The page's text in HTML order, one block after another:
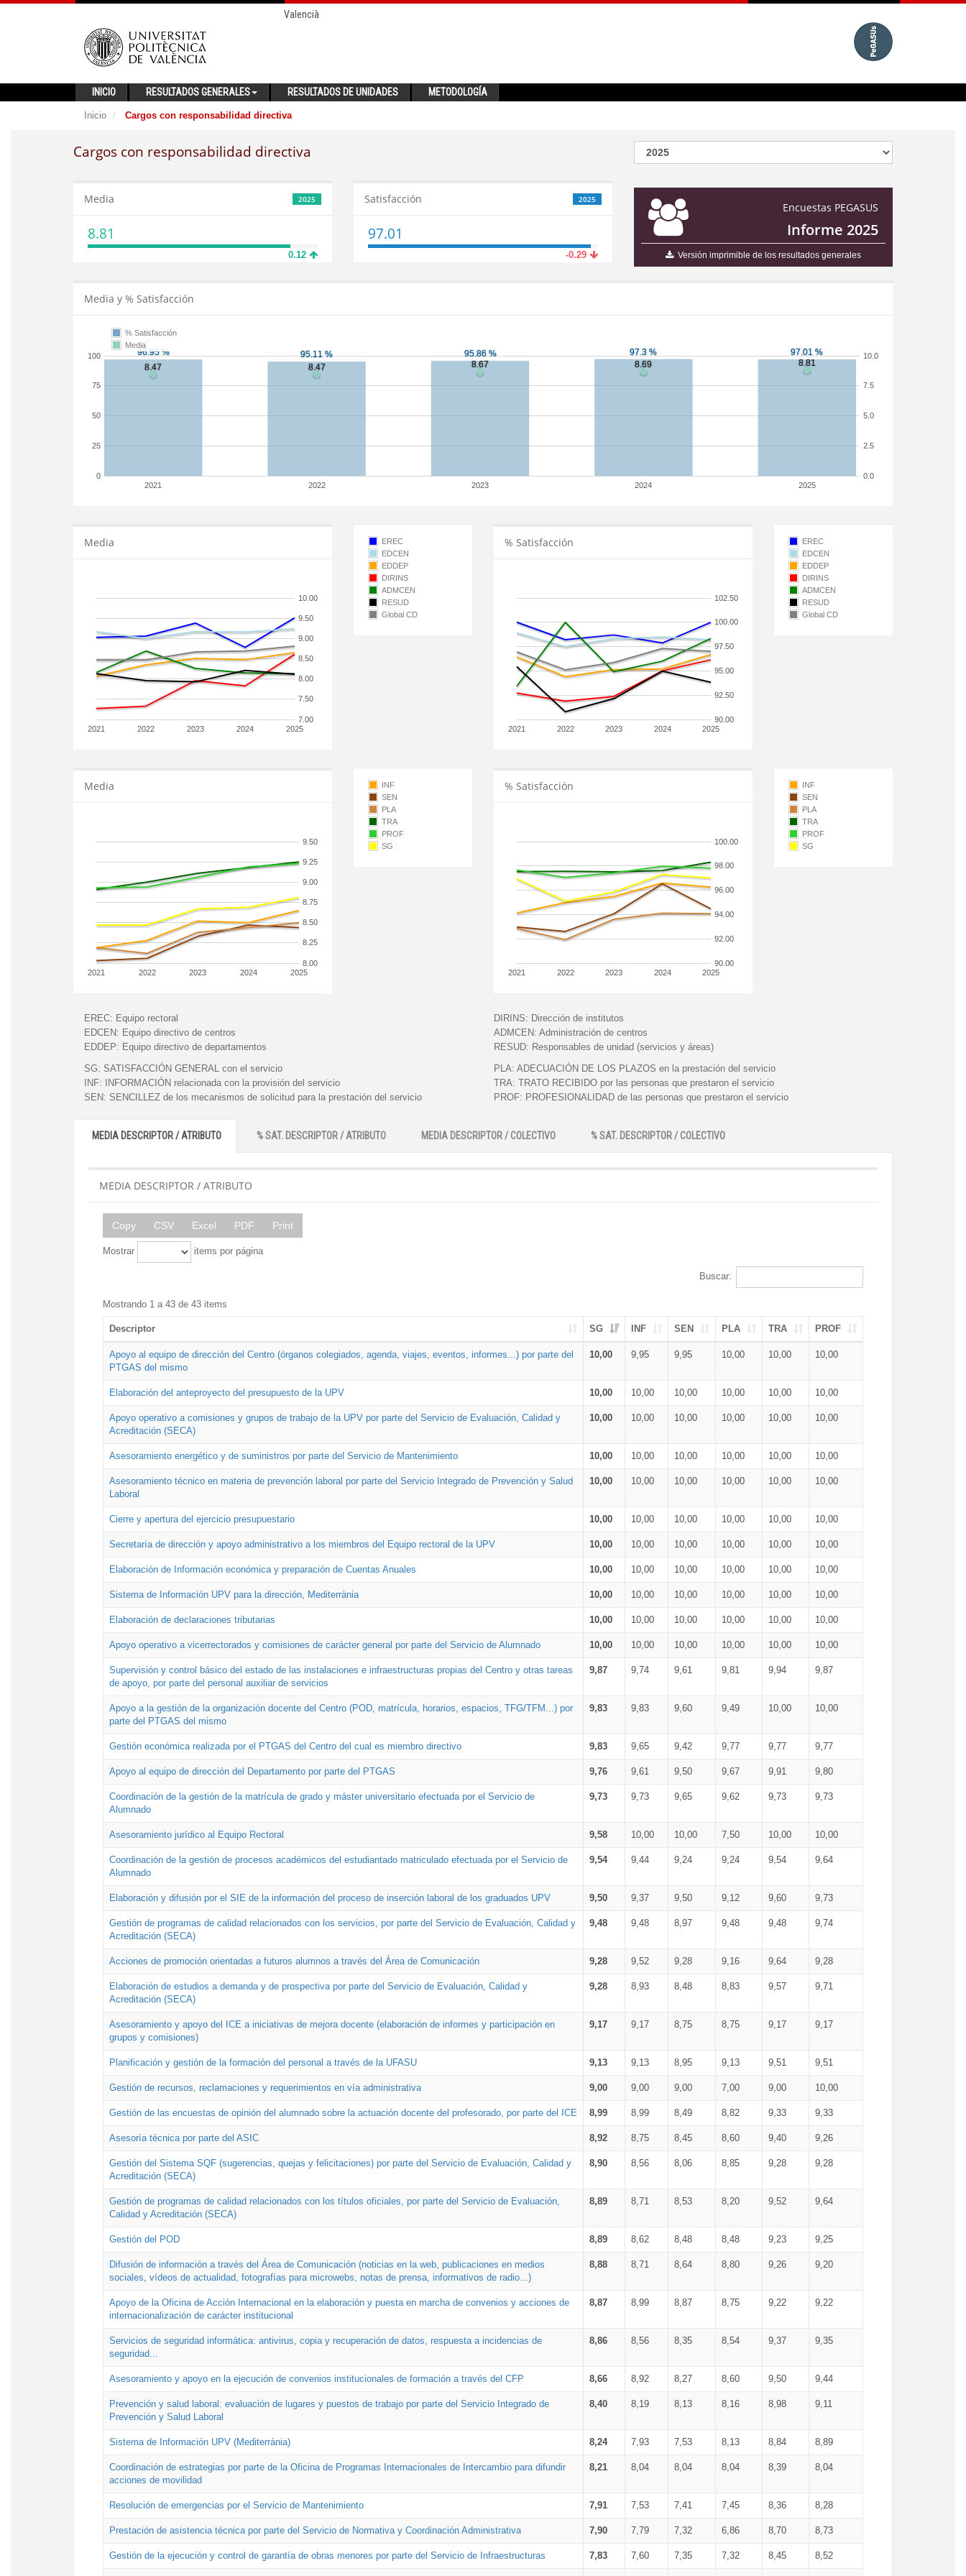
Valencià
INICIO RESULTADOS GENERALES RESULTADOS DE UNIDADES METODOLOGÍA
Inicio Cargos con responsabilidad directiva
Cargos con responsabilidad directiva
Encuestas PEGASUS
Informe 2025
Versión imprimible de los resultados generales
2025
Media
8.81
0.12
2025
Satisfacción
97.01
-0.29
Media y % Satisfacción
2021 2022 2023 2024 2025
0
25
50
75
100
0.0
2.5
5.0
7.5
10.0
% Satisfacción
Media
Media
2021 2022 2023 2024 2025
7.00
7.50
8.00
8.50
9.00
9.50
10.00
EREC
EDCEN
EDDEP
DIRINS
ADMCEN
RESUD
Global CD
% Satisfacción
2021 2022 2023 2024 2025
90.00
92.50
95.00
97.50
100.00
102.50
EREC
EDCEN
EDDEP
DIRINS
ADMCEN
RESUD
Global CD
Media
2021 2022 2023 2024 2025
8.00
8.25
8.50
8.75
9.00
9.25
9.50
INF
SEN
PLA
TRA
PROF
SG
% Satisfacción
2021 2022 2023 2024 2025
90.00
92.00
94.00
96.00
98.00
100.00
INF
SEN
PLA
TRA
PROF
SG
EREC: Equipo rectoral
EDCEN: Equipo directivo de centros
EDDEP: Equipo directivo de departamentos
DIRINS: Dirección de institutos
ADMCEN: Administración de centros
RESUD: Responsables de unidad (servicios y áreas)
SG: SATISFACCIÓN GENERAL con el servicio
INF:
INFORMACIÓN relacionada con la provisión del servicio
SEN: SENCILLEZ de los mecanismos de solicitud para la prestación del servicio
PLA: ADECUACIÓN DE LOS PLAZOS en la prestación del servicio
TRA: TRATO RECIBIDO por las personas que prestaron el servicio
PROF: PROFESIONALIDAD de las personas que prestaron el servicio
MEDIA DESCRIPTOR / ATRIBUTO % SAT. DESCRIPTOR / ATRIBUTO MEDIA DESCRIPTOR / COLECTIVO % SAT. DESCRIPTOR / COLECTIVO
MEDIA DESCRIPTOR / ATRIBUTO
Copy CSV Excel PDF Print
Mostrar items por página
Buscar:
Mostrando 1 a 43 de 43 items
Descriptor SG INF SEN PLA TRA PROF
Apoyo al equipo de dirección del Centro (órganos colegiados, agenda, viajes, eventos, informes...) por parte del
PTGAS del mismo
10,00 9,95 9,95 10,00 10,00 10,00
Elaboración del anteproyecto del presupuesto de la UPV 10,00 10,00 10,00 10,00 10,00 10,00
Apoyo operativo a comisiones y grupos de trabajo de la UPV por parte del Servicio de Evaluación, Calidad y
Acreditación (SECA)
10,00 10,00 10,00 10,00 10,00 10,00
Asesoramiento energético y de suministros por parte del Servicio de Mantenimiento 10,00 10,00 10,00 10,00 10,00 10,00
Asesoramiento técnico en materia de prevención laboral por parte del Servicio Integrado de Prevención y Salud
Laboral
10,00 10,00 10,00 10,00 10,00 10,00
Cierre y apertura del ejercicio presupuestario 10,00 10,00 10,00 10,00 10,00 10,00
Secretaría de dirección y apoyo administrativo a los miembros del Equipo rectoral de la UPV 10,00 10,00 10,00 10,00 10,00 10,00
Elaboración de Información económica y preparación de Cuentas Anuales 10,00 10,00 10,00 10,00 10,00 10,00
Sistema de Información UPV para la dirección, Mediterrània 10,00 10,00 10,00 10,00 10,00 10,00
Elaboración de declaraciones tributarias 10,00 10,00 10,00 10,00 10,00 10,00
Apoyo operativo a vicerrectorados y comisiones de carácter general por parte del Servicio de Alumnado 10,00 10,00 10,00 10,00 10,00 10,00
Supervisión y control básico del estado de las instalaciones e infraestructuras propias del Centro y otras tareas
de apoyo, por parte del personal auxiliar de servicios
9,87 9,74 9,61 9,81 9,94 9,87
Apoyo a la gestión de la organización docente del Centro (POD, matrícula, horarios, espacios, TFG/TFM...) por
parte del PTGAS del mismo
9,83 9,83 9,60 9,49 10,00 10,00
Gestión económica realizada por el PTGAS del Centro del cual es miembro directivo 9,83 9,65 9,42 9,77 9,77 9,77
Apoyo al equipo de dirección del Departamento por parte del PTGAS 9,76 9,61 9,50 9,67 9,91 9,80
Coordinación de la gestión de la matrícula de grado y máster universitario efectuada por el Servicio de
Alumnado
9,73 9,73 9,65 9,62 9,73 9,73
Asesoramiento jurídico al Equipo Rectoral 9,58 10,00 10,00 7,50 10,00 10,00
Coordinación de la gestión de procesos académicos del estudiantado matriculado efectuada por el Servicio de
Alumnado
9,54 9,44 9,24 9,24 9,54 9,64
Elaboración y difusión por el SIE de la información del proceso de inserción laboral de los graduados UPV 9,50 9,37 9,50 9,12 9,60 9,73
Gestión de programas de calidad relacionados con los servicios, por parte del Servicio de Evaluación, Calidad y
Acreditación (SECA)
9,48 9,48 8,97 9,48 9,48 9,74
Acciones de promoción orientadas a futuros alumnos a través del Área de Comunicación 9,28 9,52 9,28 9,16 9,64 9,28
Elaboración de estudios a demanda y de prospectiva por parte del Servicio de Evaluación, Calidad y
Acreditación (SECA)
9,28 8,93 8,48 8,83 9,57 9,71
Asesoramiento y apoyo del ICE a iniciativas de mejora docente (elaboración de informes y participación en
grupos y comisiones)
9,17 9,17 8,75 8,75 9,17 9,17
Planificación y gestión de la formación del personal a través de la UFASU 9,13 9,13 8,95 9,13 9,51 9,51
Gestión de recursos, reclamaciones y requerimientos en vía administrativa 9,00 9,00 9,00 7,00 9,00 10,00
Gestión de las encuestas de opinión del alumnado sobre la actuación docente del profesorado, por parte del ICE 8,99 8,99 8,49 8,82 9,33 9,33
Asesoría técnica por parte del ASIC 8,92 8,75 8,45 8,60 9,40 9,26
Gestión del Sistema SQF (sugerencias, quejas y felicitaciones) por parte del Servicio de Evaluación, Calidad y
Acreditación (SECA)
8,90 8,56 8,06 8,85 9,28 9,28
Gestión de programas de calidad relacionados con los títulos oficiales, por parte del Servicio de Evaluación,
Calidad y Acreditación (SECA)
8,89 8,71 8,53 8,20 9,52 9,64
Gestión del POD 8,89 8,62 8,48 8,48 9,23 9,25
Difusión de información a través del Área de Comunicación (noticias en la web, publicaciones en medios
sociales, vídeos de actualidad, fotografías para microwebs, notas de prensa, informativos de radio...)
8,88 8,71 8,64 8,80 9,26 9,20
Apoyo de la Oficina de Acción Internacional en la elaboración y puesta en marcha de convenios y acciones de
internacionalización de carácter institucional
8,87 8,99 8,87 8,75 9,22 9,22
Servicios de seguridad informática: antivirus, copia y recuperación de datos, respuesta a incidencias de
seguridad...
8,86 8,56 8,35 8,54 9,37 9,35
Asesoramiento y apoyo en la ejecución de convenios institucionales de formación a través del CFP 8,66 8,92 8,27 8,60 9,50 9,44
Prevención y salud laboral: evaluación de lugares y puestos de trabajo por parte del Servicio Integrado de
Prevención y Salud Laboral
8,40 8,19 8,13 8,16 8,98 9,11
Sistema de Información UPV (Mediterrània) 8,24 7,93 7,53 8,13 8,84 8,89
Coordinación de estrategias por parte de la Oficina de Programas Internacionales de Intercambio para difundir
acciones de movilidad
8,21 8,04 8,04 8,04 8,39 8,04
Resolución de emergencias por el Servicio de Mantenimiento 7,91 7,53 7,41 7,45 8,36 8,28
Prestación de asistencia técnica por parte del Servicio de Normativa y Coordinación Administrativa 7,90 7,79 7,32 6,86 8,70 8,73
Gestión de la ejecución y control de garantía de obras menores por parte del Servicio de Infraestructuras 7,83 7,60 7,35 7,32 8,45 8,52